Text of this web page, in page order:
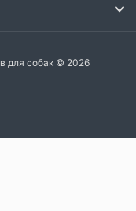
для собак © 2026